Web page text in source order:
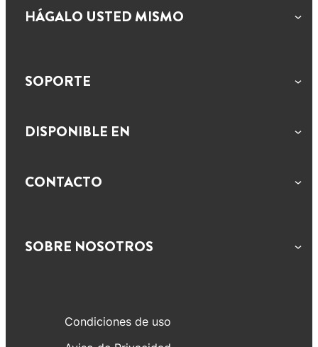
HÁGALO USTED MISMO
SOPORTE
DISPONIBLE EN
CONTACTO
SOBRE NOSOTROS
Condiciones de uso